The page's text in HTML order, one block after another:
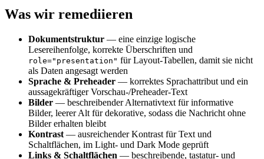
Was wir remediieren
Dokumentstruktur — eine einzige logische
Lesereihenfolge, korrekte Überschriften und
role="presentation" für Layout-Tabellen, damit sie nicht
als Daten angesagt werden
Sprache & Preheader — korrektes Sprachattribut und ein
aussagekräftiger Vorschau-/Preheader-Text
Bilder — beschreibender Alternativtext für informative
Bilder, leerer Alt für dekorative, sodass die Nachricht ohne
Bilder erhalten bleibt
Kontrast — ausreichender Kontrast für Text und
Schaltflächen, im Light- und Dark Mode geprüft
Links & Schaltflächen — beschreibende, tastatur- und